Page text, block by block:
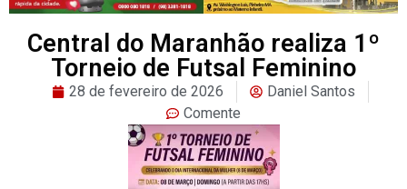
Central do Maranhão realiza 1º
Torneio de Futsal Feminino
28 de fevereiro de 2026
Daniel Santos
Comente